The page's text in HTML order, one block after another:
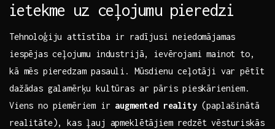
⁣ietekme uz ceļojumu⁣ pieredzi
Tehnoloģiju⁢ attīstība ir radījusi neiedomājamas
iespējas⁢ ceļojumu industrijā, ievērojami mainot to,
kā mēs pieredzam pasauli. ⁢Mūsdienu ceļotāji​ var ‌pētīt
dažādas galamērķu kultūras ar ​pāris ⁣pieskārieniem.
Viens no piemēriem ‌ir⁤ augmented‍ reality(paplašinātā
realitāte), ‍kas ‌ļauj apmeklētājiem redzēt vēsturiskās